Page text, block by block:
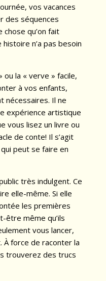
vos vacances
des séquences
chose qu’on fait
n’a pas besoin
la « verve » facile,
à vos enfants,
nécessaires. Il ne
expérience artistique
vous lisez un livre ou
de conte! Il s’agit
peut se faire en
très indulgent. Ce
elle-même. Si elle
les premières
être même qu’ils
vous lancer,
À force de raconter la
trouverez des trucs